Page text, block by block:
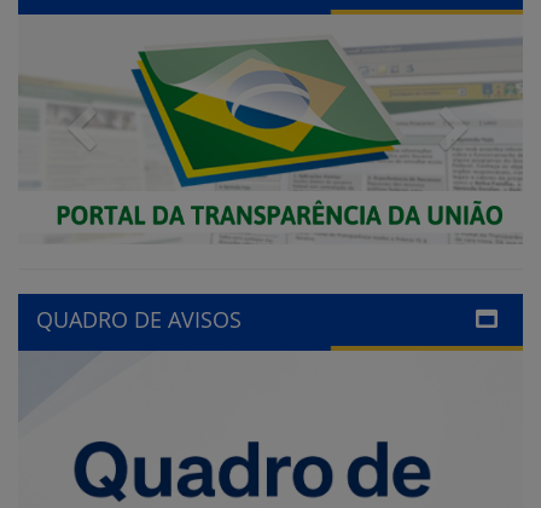
Previous Next
QUADRO DE AVISOS